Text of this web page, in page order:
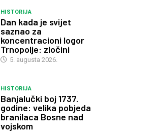
HISTORIJA
Dan kada je svijet
saznao za
koncentracioni logor
Trnopolje: zločini
5. augusta 2026.
HISTORIJA
Banjalučki boj 1737.
godine: velika pobjeda
branilaca Bosne nad
vojskom